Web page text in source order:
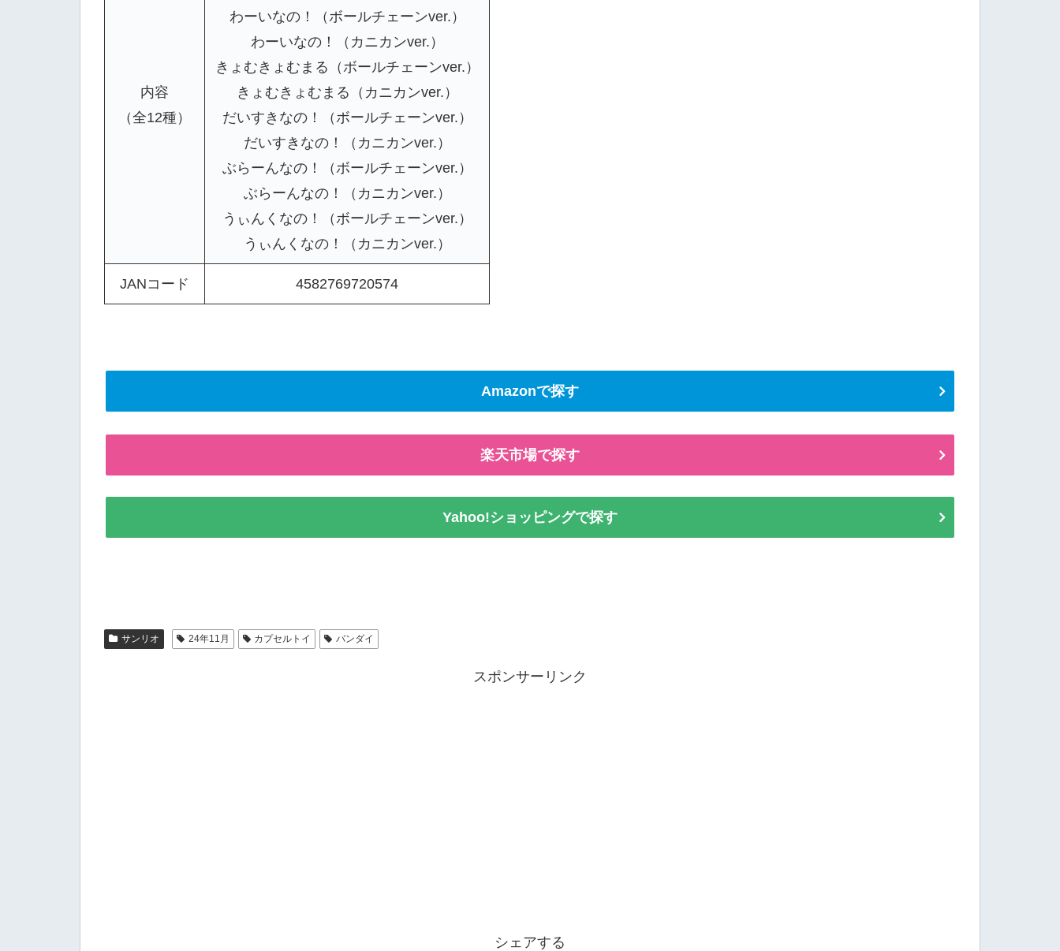
内容
（全12種）
わーいなの！（ボールチェーンver.）
わーいなの！（カニカンver.）
きょむきょむまる（ボールチェーンver.）
きょむきょむまる（カニカンver.）
だいすきなの！（ボールチェーンver.）
だいすきなの！（カニカンver.）
ぶらーんなの！（ボールチェーンver.）
ぶらーんなの！（カニカンver.）
うぃんくなの！（ボールチェーンver.）
うぃんくなの！（カニカンver.）
JANコード 4582769720574
Amazonで探す
楽天市場で探す
Yahoo!ショッピングで探す
サンリオ 24年11月 カプセルトイ バンダイ
スポンサーリンク
シェアする